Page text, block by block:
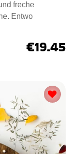
freche
Entwo
€19.45